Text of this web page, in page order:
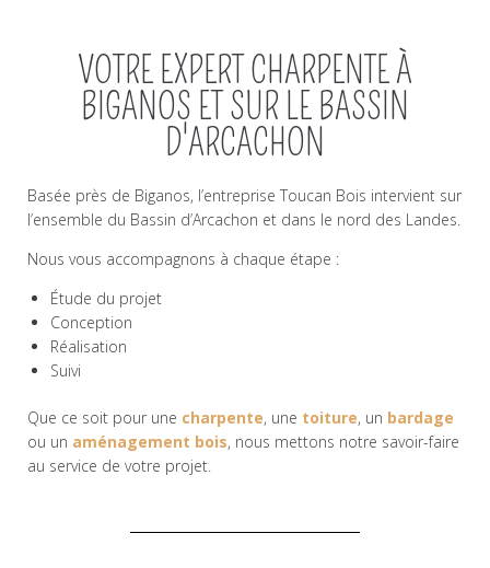
VOTRE EXPERT CHARPENTE À
BIGANOS ET SUR LE BASSIN
D'ARCACHON
Basée près de Biganos, l’entreprise Toucan Bois intervient sur
l’ensemble du Bassin d’Arcachon et dans le nord des Landes.
Nous vous accompagnons à chaque étape :
Étude du projet
Conception
Réalisation
Suivi
Que ce soit pour une charpente, une toiture, un bardage
ou un aménagement bois, nous mettons notre savoir-faire
au service de votre projet.